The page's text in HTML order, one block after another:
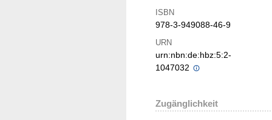
ISBN
978-3-949088-46-9
URN
urn:nbn:de:hbz:5:2-
1047032
Zugänglichkeit